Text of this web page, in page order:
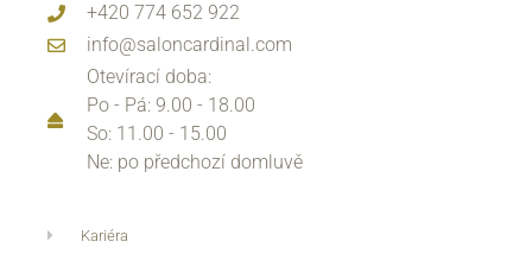
+420 774 652 922
info@saloncardinal.com
Otevírací doba:
Po - Pá: 9.00 - 18.00
So: 11.00 - 15.00
Ne: po předchozí domluvě
Kariéra